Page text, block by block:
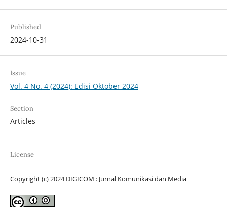
Published
2024-10-31
Issue
Vol. 4 No. 4 (2024): Edisi Oktober 2024
Section
Articles
License
Copyright (c) 2024 DIGICOM : Jurnal Komunikasi dan Media